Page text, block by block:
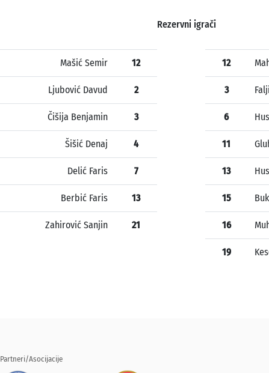
Rezervni igrači
Mašić Semir 12
Ljubović Davud 2
Čišija Benjamin 3
Šišić Denaj 4
Delić Faris 7
Berbić Faris 13
Zahirović Sanjin 21
12
3
6
11
13
15
16
19
Partneri/Asocijacije